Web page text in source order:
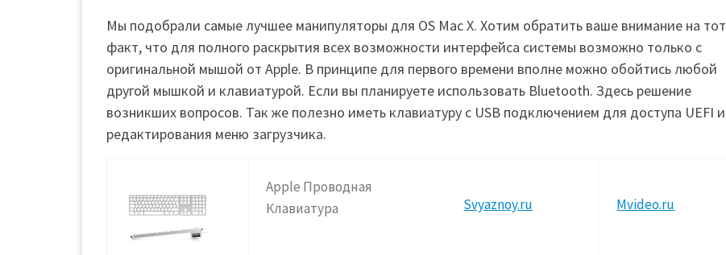
Мы подобрали самые лучшее манипуляторы для OS Mac X. Хотим обратить ваше внимание на тот
факт, что для полного раскрытия всех возможности интерфейса системы возможно только с
оригинальной мышой от Apple. В принципе для первого времени вполне можно обойтись любой
другой мышкой и клавиатурой. Если вы планируете использовать Bluetooth. Здесь решение
возникших вопросов. Так же полезно иметь клавиатуру с USB подключением для доступа UEFI и
редактирования меню загрузчика.
Apple Проводная
Клавиатура
Svyaznoy.ru Mvideo.ru